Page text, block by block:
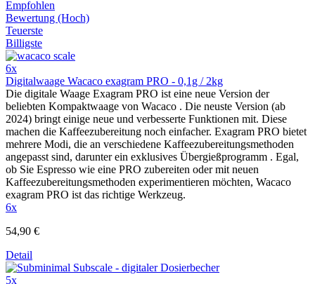
Empfohlen
Bewertung (Hoch)
Teuerste
Billigste
6x
Digitalwaage Wacaco exagram PRO - 0,1g / 2kg
Die digitale Waage Exagram PRO ist eine neue Version der
beliebten Kompaktwaage von Wacaco . Die neuste Version (ab
2024) bringt einige neue und verbesserte Funktionen mit. Diese
machen die Kaffeezubereitung noch einfacher. Exagram PRO bietet
mehrere Modi, die an verschiedene Kaffeezubereitungsmethoden
angepasst sind, darunter ein exklusives Übergießprogramm . Egal,
ob Sie Espresso wie eine PRO zubereiten oder mit neuen
Kaffeezubereitungsmethoden experimentieren möchten, Wacaco
exagram PRO ist das richtige Werkzeug.
6x
54,90 €
Detail
5x